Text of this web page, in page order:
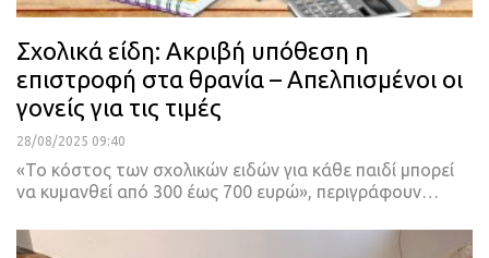
Σχολικά είδη: Ακριβή υπόθεση η
επιστροφή στα θρανία – Απελπισμένοι οι
γονείς για τις τιμές
28/08/2025 09:40
«Το κόστος των σχολικών ειδών για κάθε παιδί μπορεί
να κυμανθεί από 300 έως 700 ευρώ», περιγράφουν…